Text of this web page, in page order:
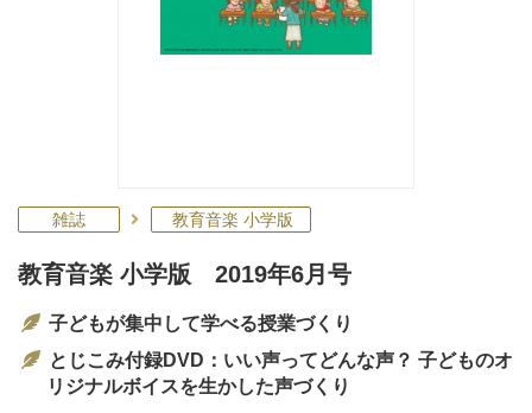
雑誌 教育音楽 小学版
教育音楽 小学版 2019年6月号
子どもが集中して学べる授業づくり
とじこみ付録DVD：いい声ってどんな声？ 子どものオ
リジナルボイスを生かした声づくり